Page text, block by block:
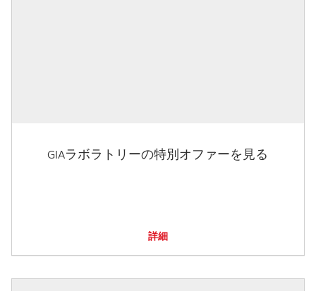
GIAラボラトリーの特別オファーを見る
詳細